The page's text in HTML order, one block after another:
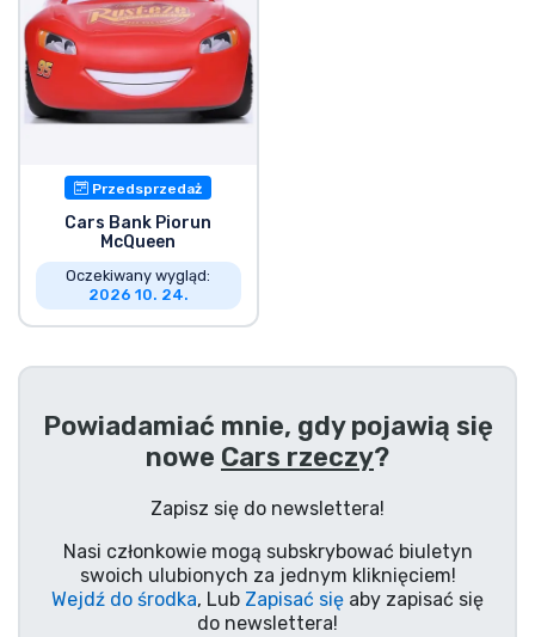
Przedsprzedaż
Cars Bank Piorun
McQueen
Oczekiwany wygląd:
2026 10. 24.
Powiadamiać mnie, gdy pojawią się
nowe Cars rzeczy?
Zapisz się do newslettera!
Nasi członkowie mogą subskrybować biuletyn
swoich ulubionych za jednym kliknięciem!
Wejdź do środka, Lub Zapisać się aby zapisać się
do newslettera!
Rzeczy seryjne
Rzeczy filmowe
Rzeczy z anime
Rzeczy dla graczy
Rzeczy muzyczne
Typy produktów
Marki